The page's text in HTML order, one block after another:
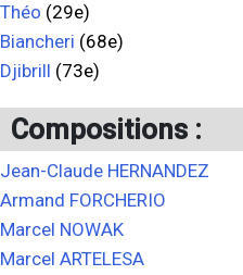
Théo (29e)
Biancheri (68e)
Djibrill (73e)
Compositions :
Jean-Claude HERNANDEZ
Armand FORCHERIO
Marcel NOWAK
Marcel ARTELESA